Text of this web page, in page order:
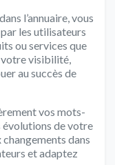
l’annuaire, vous
les utilisateurs
ou services que
votre visibilité,
au succès de
vos mots-
évolutions de votre
dans
et adaptez